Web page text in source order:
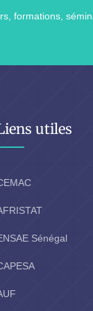
formations,
utiles
Sénégal